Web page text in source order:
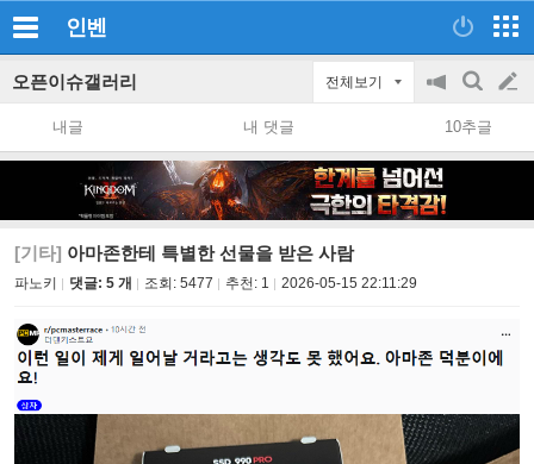
인벤
오픈이슈갤러리 전체보기
공
지
on/off
검
색
글
쓰
내글 내 댓글 10추글
[기타] 아마존한테 특별한 선물을 받은 사람
파노키 댓글: 5 개 조회: 5477 추천: 1 2026-05-15 22:11:29